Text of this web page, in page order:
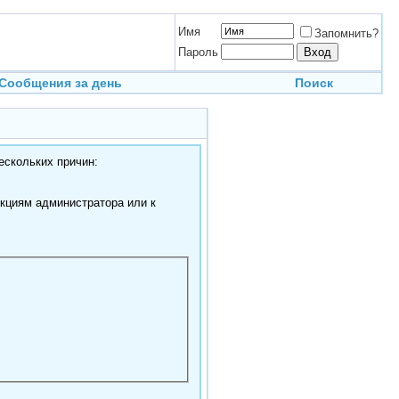
Имя
Запомнить?
Пароль
за день Поиск
причин:
администратора или к